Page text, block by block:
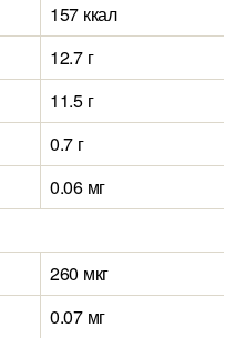
157 ккал
12.7 г
11.5 г
0.7 г
0.06 мг
260 мкг
0.07 мг